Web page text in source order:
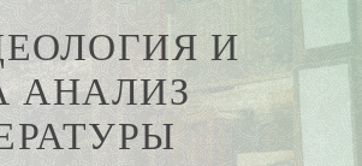
И
АНАЛИЗ